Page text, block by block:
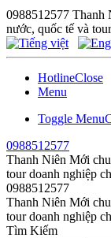
0988512577 Thanh
nước, quốc tế và
HotlineClose
Menu
Toggle Menu
0988512577
Thanh Niên Mới
tour doanh nghiệp
0988512577
Thanh Niên Mới
tour doanh nghiệp
Tìm Kiếm